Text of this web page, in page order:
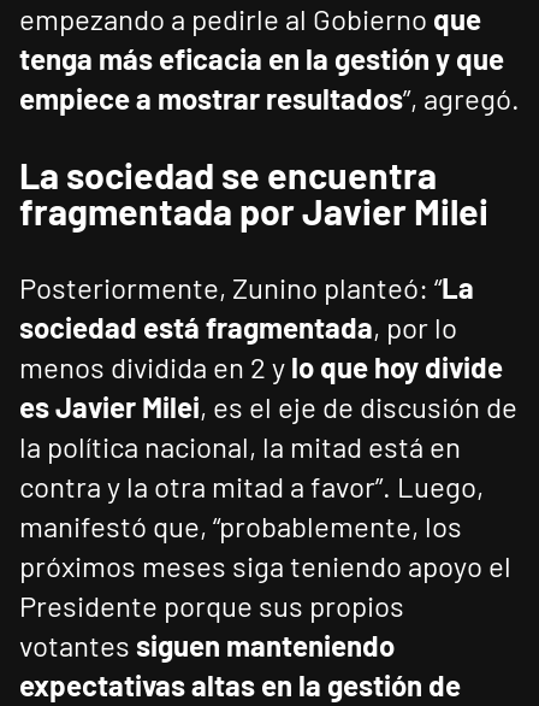
empezando a pedirle al Gobierno que
tenga más eficacia en la gestión y que
empiece a mostrar resultados”, agregó.
La sociedad se encuentra
fragmentada por Javier Milei
Posteriormente, Zunino planteó: “La
sociedad está fragmentada, por lo
menos dividida en 2 y lo que hoy divide
es Javier Milei, es el eje de discusión de
la política nacional, la mitad está en
contra y la otra mitad a favor”. Luego,
manifestó que, “probablemente, los
próximos meses siga teniendo apoyo el
Presidente porque sus propios
votantes siguen manteniendo
expectativas altas en la gestión de